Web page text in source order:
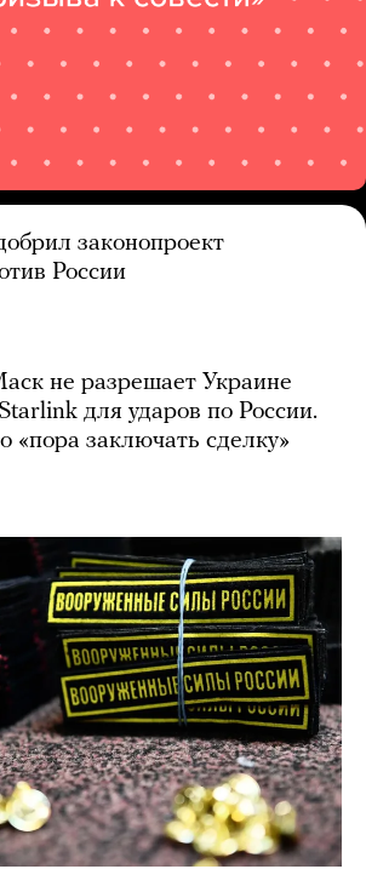
законопроект
России
не разрешает Украине
для ударов по России.
«пора заключать сделку»